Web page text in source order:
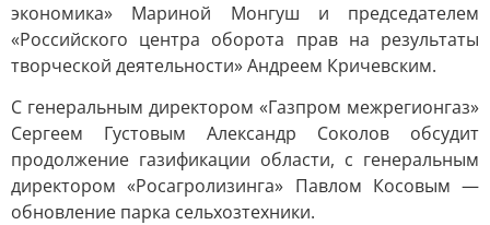
экономика» Мариной Монгуш и председателем
«Российского центра оборота прав на результаты
творческой деятельности» Андреем Кричевским.
С генеральным директором «Газпром межрегионгаз»
Сергеем Густовым Александр Соколов обсудит
продолжение газификации области, с генеральным
директором «Росагролизинга» Павлом Косовым —
обновление парка сельхозтехники.